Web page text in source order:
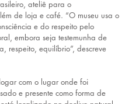
ateliê para o
de loja e café. “O museu usa o
e do respeito pelo
embora seja testemunha de
respeito, equilíbrio”, descreve
com o lugar onde foi
e presente como forma de